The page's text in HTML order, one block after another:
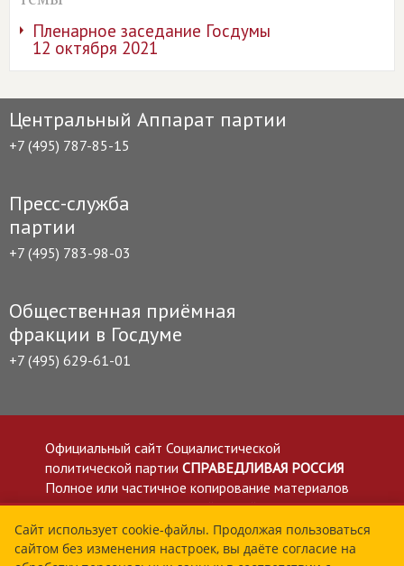
Пленарное заседание Госдумы
12 октября 2021
Центральный Аппарат партии
+7 (495) 787-85-15
Пресс-служба
партии
+7 (495) 783-98-03
Общественная приёмная
фракции в Госдуме
+7 (495) 629-61-01
Официальный сайт Социалистической
политической партии СПРАВЕДЛИВАЯ РОССИЯ
Полное или частичное копирование материалов
приветствуется со ссылкой на сайт spravedlivo.ru
Политика в отношении обработки персональных
данных
Сайт использует cookie-файлы. Продолжая пользоваться
сайтом без изменения настроек, вы даёте согласие на